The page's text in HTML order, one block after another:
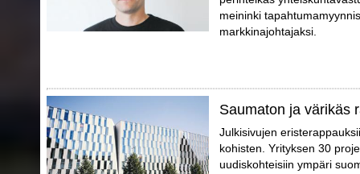
meininki
markkinajohtajaksi.
Saumaton ja värikäs
Julkisivujen
kohisten. Yrityksen 30
uudiskohteisiin ympäri